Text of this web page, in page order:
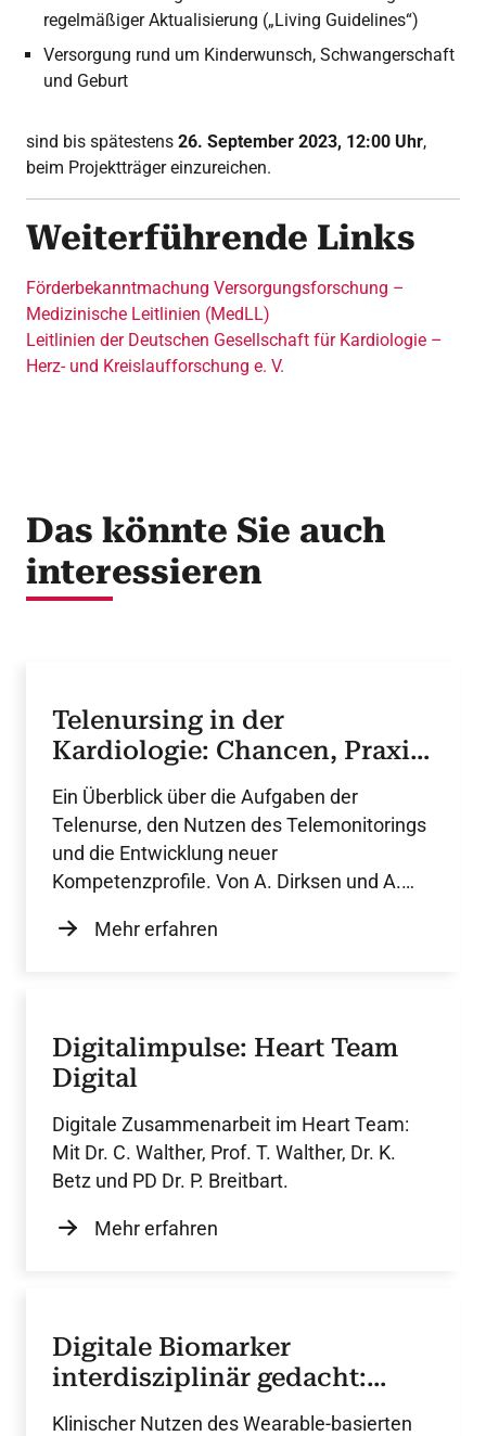
regelmäßiger Aktualisierung („Living Guidelines“)
Versorgung rund um Kinderwunsch, Schwangerschaft
und Geburt
sind bis spätestens 26. September 2023, 12:00 Uhr,
beim Projektträger einzureichen.
Weiterführende Links
Förderbekanntmachung Versorgungsforschung –
Medizinische Leitlinien (MedLL)
Leitlinien der Deutschen Gesellschaft für Kardiologie –
Herz- und Kreislaufforschung e. V.
Das könnte Sie auch
interessieren
Telenursing in der
Kardiologie: Chancen, Praxis
und Perspektiven
Ein Überblick über die Aufgaben der
Telenurse, den Nutzen des Telemonitorings
und die Entwicklung neuer
Kompetenzprofile. Von A. Dirksen und A.
Mehr erfahren
Digitalimpulse: Heart Team
Digital
Digitale Zusammenarbeit im Heart Team:
Mit Dr. C. Walther, Prof. T. Walther, Dr. K.
Betz und PD Dr. P. Breitbart.
Mehr erfahren
Digitale Biomarker
interdisziplinär gedacht:
Beispiel Vorhofflimmern
Klinischer Nutzen des Wearable-basierten